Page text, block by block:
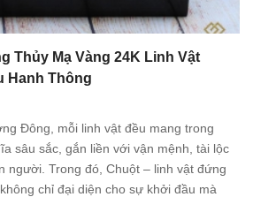
Thủy Mạ Vàng 24K Linh Vật
Hanh Thông
Đông, mỗi linh vật đều mang trong
sâu sắc, gắn liền với vận mệnh, tài lộc
người. Trong đó, Chuột – linh vật đứng
chỉ đại diện cho sự khởi đầu mà